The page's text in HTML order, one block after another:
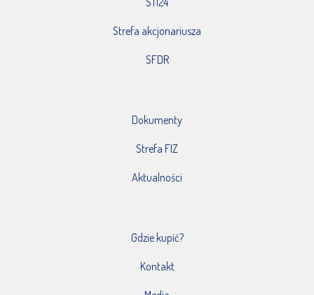
Strefa akcjonariusza
SFDR
Dokumenty
Strefa FIZ
Aktualności
Gdzie kupić?
Kontakt